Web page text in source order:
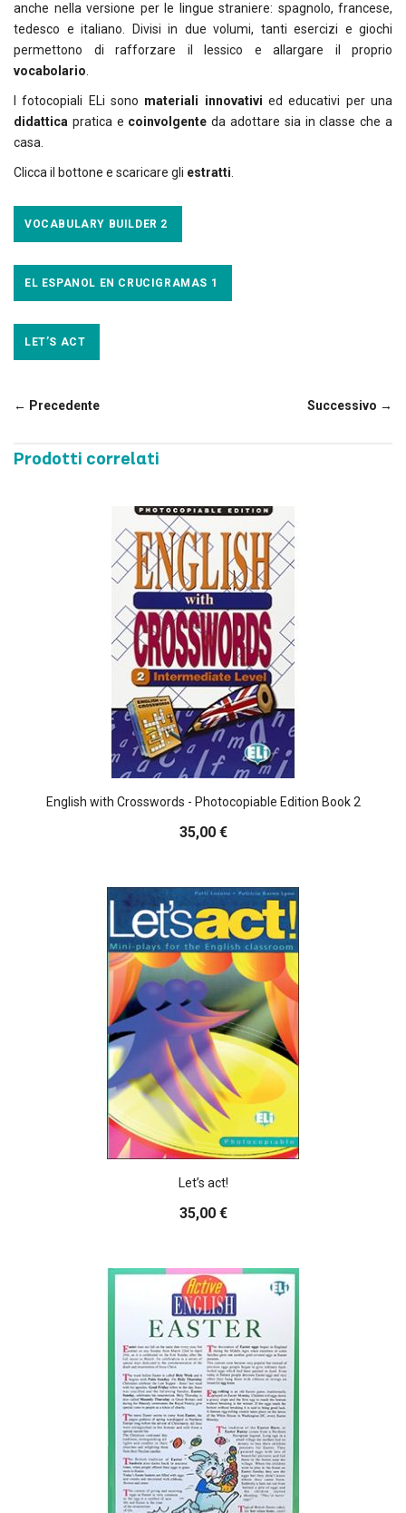
anche nella versione per le lingue straniere: spagnolo, francese,
tedesco e italiano. Divisi in due volumi, tanti esercizi e giochi
permettono di rafforzare il lessico e allargare il proprio
vocabolario
I fotocopiali ELi sono materiali innovativi ed educativi per una
didattica pratica e coinvolgenteda adottare sia in classe che a
casa.
Clicca il bottone e scaricare gli estratti
VOCABULARY BUILDER 2
EL ESPANOL EN CRUCIGRAMAS 1
LET’S ACT
← Precedente Successivo →
Prodotti correlati
English with Crosswords - Photocopiable Edition Book 2
35,00 €
Let’s act!
35,00 €